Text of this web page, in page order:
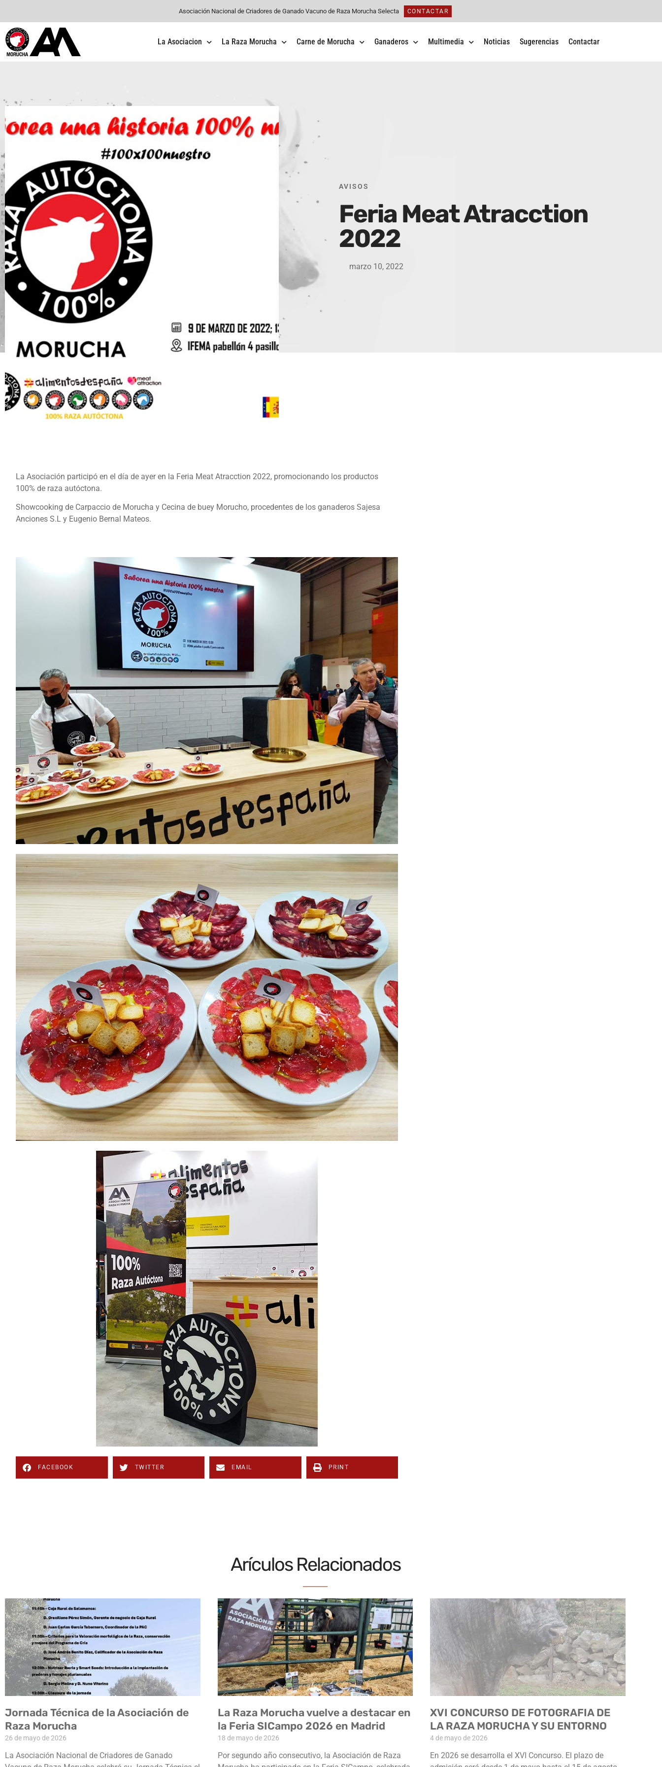
Asociación Nacional de Criadores de Ganado Vacuno de Raza Morucha Selecta CONTACTAR
La Asociacion La Raza Morucha Carne de Morucha Ganaderos Multimedia Noticias Sugerencias Contactar
AVISOS
Feria Meat Atracction
2022
marzo 10, 2022
La Asociación participó en el día de ayer en la Feria Meat Atracction 2022, promocionando los productos
100% de raza autóctona.
Showcooking de Carpaccio de Morucha y Cecina de buey Morucho, procedentes de los ganaderos Sajesa
Anciones S.L y Eugenio Bernal Mateos.
FACEBOOK TWITTER EMAIL PRINT
Arículos Relacionados
Jornada Técnica de la Asociación de
Raza Morucha
26 de mayo de 2026
La Asociación Nacional de Criadores de Ganado
La Raza Morucha vuelve a destacar en
la Feria SICampo 2026 en Madrid
18 de mayo de 2026
Por segundo año consecutivo, la Asociación de Raza
XVI CONCURSO DE FOTOGRAFIA DE
LA RAZA MORUCHA Y SU ENTORNO
4 de mayo de 2026
En 2026 se desarrolla el XVI Concurso. El plazo de